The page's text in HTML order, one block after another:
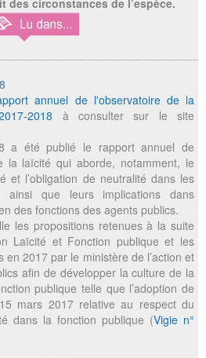
des circonstances de l’espèce.
annuel de l'observatoire de la
2018 à consulter sur le site
a été publié le rapport annuel de
la laïcité qui aborde, notamment, le
et l’obligation de neutralité dans les
ainsi que leurs implications dans
des fonctions des agents publics.
les propositions retenues à la suite
Laïcité et Fonction publique et les
en 2017 par le ministère de l’action et
afin de développer la culture de la
publique telle que l’adoption de
mars 2017 relative au respect du
dans la fonction publique (Vigie n°